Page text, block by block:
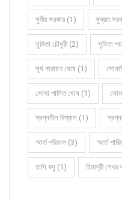
সুবীর সরকার (1) সুব্রত
সুমিতা চৌধুরী (2) সুমিতা
সূর্য নারায়ণ ঘোষ (1)
সোমা পালিত ঘোষ (1)
স্বপ্ননীল বিশ্বাস (1)
স্মার্ত পরিয়াল (3) স্মার্ত
হাসি বসু (1) হিমাদ্রী